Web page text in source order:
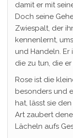
damit er mit
Doch seine
Zwiespalt, der
kennenlernt,
und Handeln. Er
die zu tun, die
Rose ist die
besonders und
hat, lässt sie
Art zaubert
Lächeln aufs